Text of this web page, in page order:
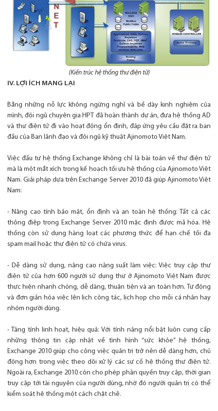
(Kiến trúc hệ thống thư điện tử)
IV. LỢI ÍCH MANG LẠI
Bằng những nỗ lực không ngừng nghỉ và bề dày kinh nghiệm của
mình, đội ngũ chuyên gia HPT đã hoàn thành dự án, đưa hệ thống AD
và thư điện tử đi vào hoạt động ổn định, đáp ứng yêu cầu đặt ra ban
đầu của Ban lãnh đạo và đội ngũ kỹ thuật Ajinomoto Việt Nam.
Việc đầu tư hệ thống Exchange không chỉ là bài toán về thư điện tử
mà là một mắt xích trong kế hoạch tối ưu hệ thống của Ajinomoto Việt
Nam. Giải pháp dựa trên Exchange Server 2010 đã giúp Ajinomoto Việt
Nam:
- Nâng cao tính bảo mật, ổn định và an toàn hệ thống: Tất cả các
thông điệp trong Exchange Server 2010 mặc định được mã hóa. Hệ
thống còn sử dụng hàng loạt các phương thức để hạn chế tối đa
spam mail hoặc thư điện tử có chứa virus.
- Dễ dàng sử dụng, nâng cao năng suất làm việc: Việc truy cập thư
điện tử của hơn 600 người sử dụng thư ở Ajinomoto Việt Nam được
thực hiện nhanh chóng, dễ dàng, thuận tiện và an toàn hơn. Tư động
và đơn giản hóa việc lên lịch công tác, lịch họp cho mỗi cá nhân hay
nhóm người dùng.
- Tăng tính linh hoạt, hiệu quả: Với tính năng nổi bật luôn cung cấp
những thông tin cập nhật về tình hình “sức khỏe” hệ thống,
Exchange 2010 giúp cho công việc quản trị trở nên dễ dàng hơn, chủ
động hơn trong việc theo dõi xử lý các sự cố hệ thống thư điện tử.
Ngoài ra, Exchange 2010 còn cho phép phân quyền truy cập, thời gian
truy cập tới tài nguyên của người dùng, nhờ đó người quản trị có thể
kiểm soát hệ thống một cách chặt chẽ.